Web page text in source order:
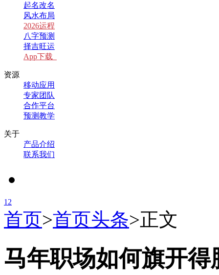
起名改名
风水布局
2026运程
八字预测
择吉旺运
App下载
资源
移动应用
专家团队
合作平台
预测教学
关于
产品介绍
联系我们
1 2
首页>首页头条>正文
马年职场如何旗开得